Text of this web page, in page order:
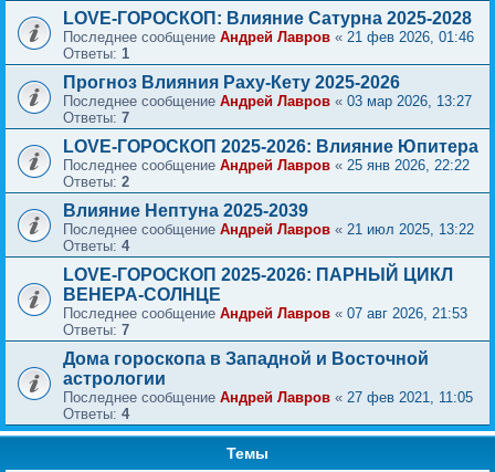
LOVE-ГОРОСКОП: Влияние Сатурна 2025-2028
Последнее сообщение Андрей Лавров « 21 фев 2026, 01:46
Ответы: 1
Прогноз Влияния Раху-Кету 2025-2026
Последнее сообщение Андрей Лавров « 03 мар 2026, 13:27
Ответы: 7
LOVE-ГОРОСКОП 2025-2026: Влияние Юпитера
Последнее сообщение Андрей Лавров « 25 янв 2026, 22:22
Ответы: 2
Влияние Нептуна 2025-2039
Последнее сообщение Андрей Лавров « 21 июл 2025, 13:22
Ответы: 4
LOVE-ГОРОСКОП 2025-2026: ПАРНЫЙ ЦИКЛ
ВЕНЕРА-СОЛНЦЕ
Последнее сообщение Андрей Лавров « 07 авг 2026, 21:53
Ответы: 7
Дома гороскопа в Западной и Восточной
астрологии
Последнее сообщение Андрей Лавров « 27 фев 2021, 11:05
Ответы: 4
Темы